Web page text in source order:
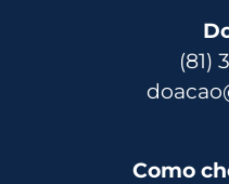
(81)
Como